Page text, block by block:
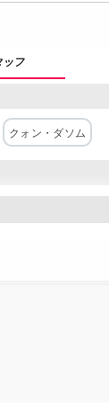
クォン・ダソム